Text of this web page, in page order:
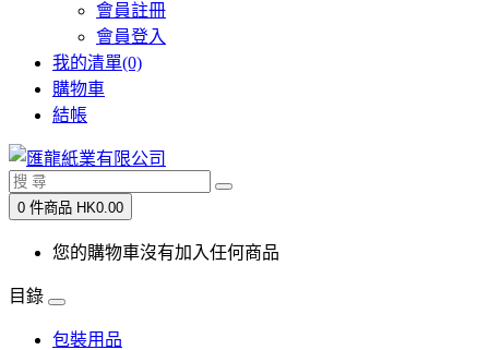
會員註冊
會員登入
我的清單(0)
購物車
結帳
0 件商品 HK0.00
您的購物車沒有加入任何商品
目錄
包裝用品